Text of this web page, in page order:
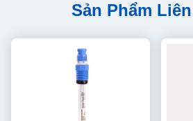
Sản Phẩm